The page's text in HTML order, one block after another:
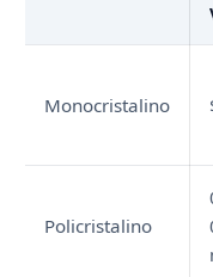
Monocristalino
Policristalino